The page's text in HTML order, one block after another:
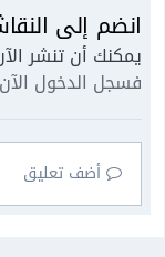
انضم إلى
يمكنك أن تنشر
فسجل الدخول الآن
أضف تعليق